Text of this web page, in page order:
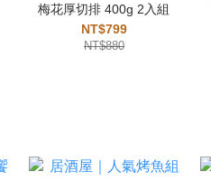
梅花厚切排 400g 2入組
NT$799
NT$880